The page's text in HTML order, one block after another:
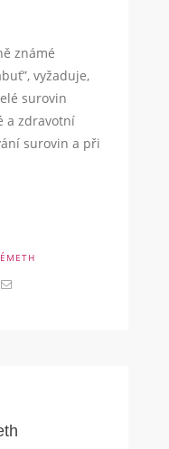
známé
vyžaduje,
surovin
a zdravotní
surovin a při